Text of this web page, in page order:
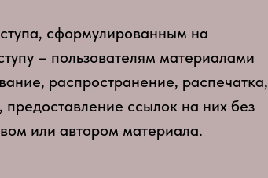
сформулированным на
– пользователям материалами
распространение, распечатка,
ссылок на них без
или автором материала.